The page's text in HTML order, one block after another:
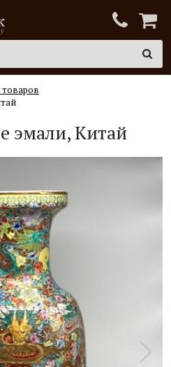
эмали, Китай